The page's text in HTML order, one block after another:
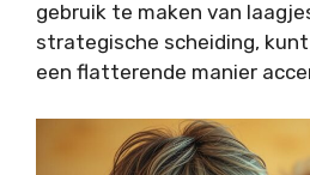
gebruik te maken van
strategische scheiding,
een flatterende manier